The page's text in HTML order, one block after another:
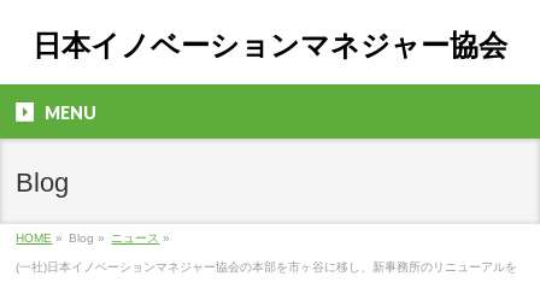
日本イノベーションマネジャー協会
MENU
Blog
HOME » Blog » ニュース »
(一社)日本イノベーションマネジャー協会の本部を市ヶ谷に移し、新事務所のリニューアルを